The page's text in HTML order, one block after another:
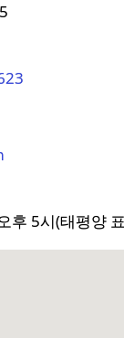
후 5시(태평양